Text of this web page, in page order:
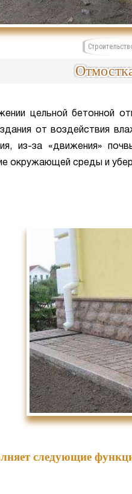
цельной бетонной
от воздействия
из-за «движения»
окружающей среды и
следующие